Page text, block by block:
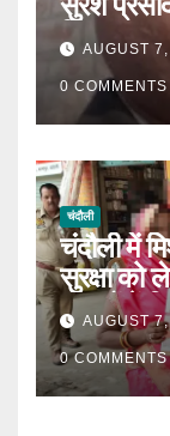
जिलाध्यक्ष|
AUGUST
0 COMMENTS
चंदौली
चंदौली में
सुरक्षा को
बाजारों में
AUGUST
0 COMMENTS